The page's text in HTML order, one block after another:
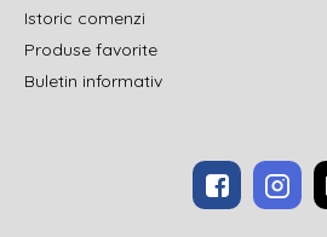
Istoric comenzi
Produse favorite
Buletin informativ